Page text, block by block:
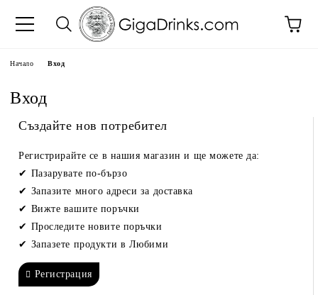
Начало Вход
Вход
Създайте нов потребител
Регистрирайте се в нашия магазин и ще можете да:
Пазарувате по-бързо
Запазите много адреси за доставка
Вижте вашите поръчки
Проследите новите поръчки
Запазете продукти в Любими
Регистрация